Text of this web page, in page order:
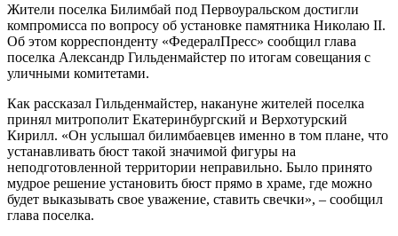
Жители поселка Билимбай под Первоуральском достигли
компромисса по вопросу об установке памятника Николаю II.
Об этом корреспонденту «ФедералПресс» сообщил глава
поселка Александр Гильденмайстер по итогам совещания с
уличными комитетами.
Как рассказал Гильденмайстер, накануне жителей поселка
принял митрополит Екатеринбургский и Верхотурский
Кирилл. «Он услышал билимбаевцев именно в том плане, что
устанавливать бюст такой значимой фигуры на
неподготовленной территории неправильно. Было принято
мудрое решение установить бюст прямо в храме, где можно
будет выказывать свое уважение, ставить свечки», – сообщил
глава поселка.